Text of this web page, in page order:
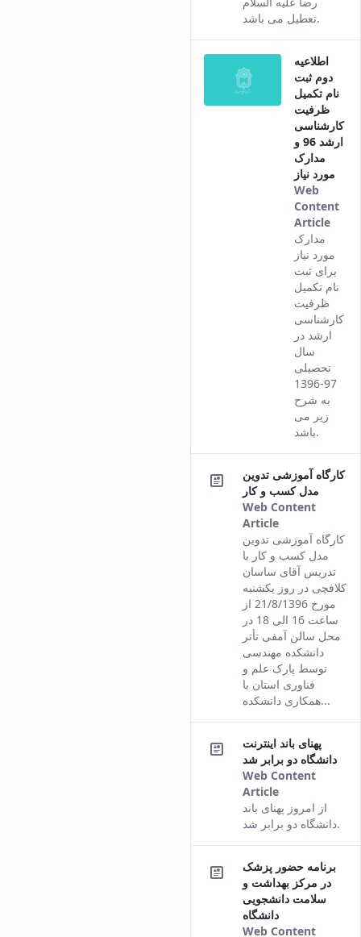
تعطیل می باشد.
اطلاعیه
دوم ثبت
نام تکمیل
ظرفیت
کارشناسی
ارشد 96 و
مدارک
مورد نیاز
Web
Content
Article
from
مدارک
مورد نیاز
برای ثبت
نام تکمیل
ظرفیت
کارشناسی
ارشد در
سال
تحصیلی
97-1396
به شرح
زیر می
باشد.
کارگاه آموزشی تدوین
مدل کسب و کار
Web Content
Article
This result
comes from
the Persian
version of
this content.
کارگاه آموزشی تدوین
مدل کسب و کار با
تدریس آقای ساسان
کلافچی در روز یکشنبه
مورخ 21/8/1396 از
ساعت 16 الی 18 در
محل سالن آمفی تأتر
دانشکده مهندسی
توسط پارک علم و
فناوری استان با
همکاری دانشکده...
پهنای باند اینترنت
دانشگاه دو برابر شد
Web Content
Article
This result
comes from
the Persian
this content.
از امروز پهنای باند
دانشگاه دو برابر شد.
برنامه حضور پزشک
در مرکز بهداشت و
سلامت دانشجویی
دانشگاه
Web Content